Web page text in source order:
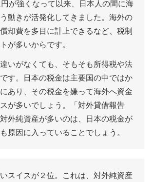
が強くなって以来、日本人の間に海
動きが活発化してきました。海外の
却費を多目に計上できるなど、税制
が多いからです。
いがなくても、そもそも所得税や法
す。日本の税金は主要国の中ではか
あり、その税金を嫌って海外へ資金
が多いでしょう。「対外貸借報告
外純資産が多いのは、日本の税金が
原因に入っていることでしょう。
スイスが２位。これは、対外純資産